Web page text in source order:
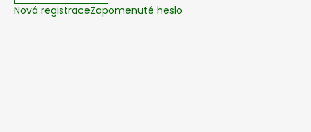
Nová registraceZapomenuté heslo